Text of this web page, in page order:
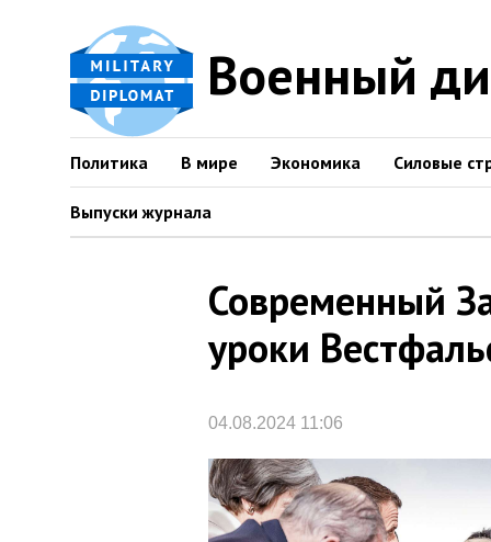
Военный
Политика В мире Экономика Силовые
Выпуски журнала
Современный
уроки
04.08.2024 11:06